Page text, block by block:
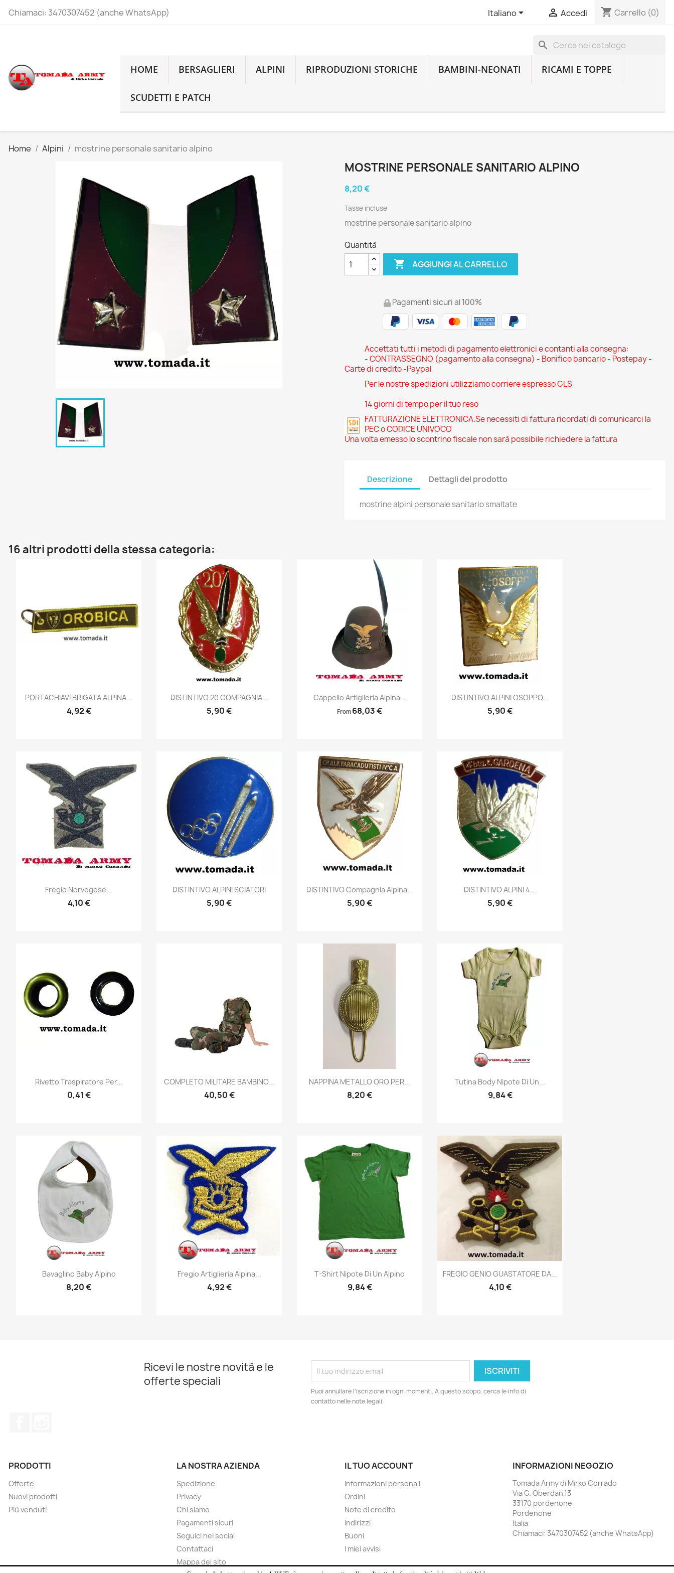
Chiamaci: 3470307452 (anche WhatsApp) Italiano  Accedi shopping_cart Carrello (0)
search
HOME
BERSAGLIERI ALPINI RIPRODUZIONI STORICHE BAMBINI-NEONATI RICAMI E TOPPE
SCUDETTI E PATCH
Home Alpini mostrine personale sanitario alpino
MOSTRINE PERSONALE SANITARIO ALPINO
8,20 €
Tasse incluse
mostrine personale sanitario alpino
Quantità
 AGGIUNGI AL CARRELLO
Pagamenti sicuri al 100%
Accettati tutti i metodi di pagamento elettronici e contanti alla consegna:
- CONTRASSEGNO (pagamento alla consegna) - Bonifico bancario - Postepay -
Carte di credito -Paypal
Per le nostre spedizioni utilizziamo corriere espresso GLS
14 giorni di tempo per il tuo reso
FATTURAZIONE ELETTRONICA.Se necessiti di fattura ricordati di comunicarci la
PEC o CODICE UNIVOCO
Una volta emesso lo scontrino fiscale non sarà possibile richiedere la fattura
Descrizione Dettagli del prodotto
mostrine alpini personale sanitario smaltate
16 altri prodotti della stessa categoria:
Anteprima
PORTACHIAVI BRIGATA ALPINA...
4,92 €
Anteprima
DISTINTIVO 20 COMPAGNIA...
5,90 €
 Anteprima
Cappello Artiglieria Alpina...
From 68,03 €
Anteprima
DISTINTIVO ALPINI OSOPPO...
5,90 €
Anteprima
Fregio Norvegese...
4,10 €
Anteprima
DISTINTIVO ALPINI SCIATORI
5,90 €
Anteprima
DISTINTIVO Compagnia Alpina...
5,90 €
Anteprima
DISTINTIVO ALPINI 4...
5,90 €
Anteprima
Rivetto Traspiratore Per...
0,41 €
Anteprima
COMPLETO MILITARE BAMBINO...
40,50 €
Anteprima
NAPPINA METALLO ORO PER...
8,20 €
Anteprima
Tutina Body Nipote Di Un...
9,84 €
Anteprima
Bavaglino Baby Alpino
8,20 €
Anteprima
Fregio Artiglieria Alpina...
4,92 €
Anteprima
T-Shirt Nipote Di Un Alpino
9,84 €
Anteprima
FREGIO GENIO GUASTATORE DA...
4,10 €
Ricevi le nostre novità e le
offerte speciali
Puoi annullare l'iscrizione in ogni momenti. A questo scopo, cerca le info di
contatto nelle note legali.
PRODOTTI
Offerte
Nuovi prodotti
Più venduti
LA NOSTRA AZIENDA
Spedizione
Privacy
Chi siamo
Pagamenti sicuri
Seguici nei social
Contattaci
Mappa del sito
IL TUO ACCOUNT
Informazioni personali
Ordini
Note di credito
Indirizzi
Buoni
I miei avvisi
INFORMAZIONI NEGOZIO
Tomada Army di Mirko Corrado
Via G. Oberdan,13
33170 pordenone
Pordenone
Italia
Chiamaci: 3470307452 (anche WhatsApp)